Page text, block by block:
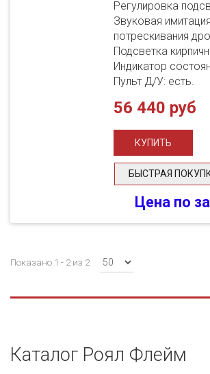
Регулировка
Звуковая имитация
потрескивания
Подсветка
Индикатор
Пульт Д/У: есть.
56 440 руб
БЫСТРАЯ
Цена по
Показано 1 - 2 из 2
Каталог Роял Флейм